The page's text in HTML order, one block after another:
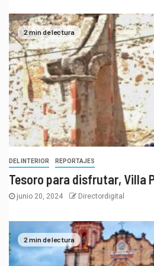
2 min de lectura
DEL INTERIOR REPORTAJES
Tesoro para disfrutar, Villa
junio 20, 2024 Directordigital
2 min de lectura